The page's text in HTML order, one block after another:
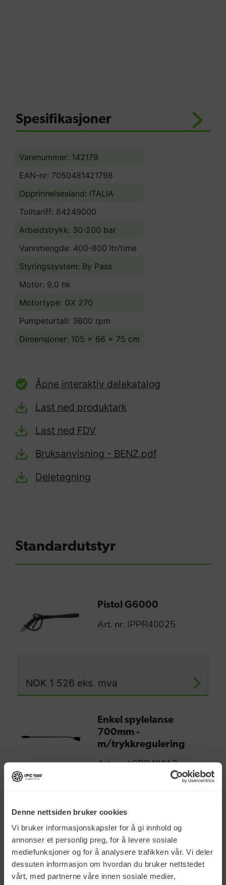
Denne nettsiden bruker cookies
Vi bruker informasjonskapsler for å gi innhold og
annonser et personlig preg, for å levere sosiale
mediefunksjoner og for å analysere trafikken vår. Vi deler
dessuten informasjon om hvordan du bruker nettstedet
vårt, med partnerne våre innen sosiale medier,
Varenummer: 142179
EAN-nr: 7050481421798
Opprinnelsesland: ITALIA
Tolltariff: 84249000
Arbeidstrykk: 30-200 bar
Vannmengde: 400-800 ltr/time
Styringssystem: By Pass
Motor: 9,0 hk
Motortype: GX 270
Pumpeturtall: 3600 rpm
Dimensjoner: 105 x 66 x 75 cm
Åpne interaktiv delekatalog
Last ned produktark
Last ned FDV
Bruksanvisning - BENZ.pdf
Deletegning
Spesifikasjoner
Standardutstyr
Pistol G6000
Art. nr: IPPR40025
NOK 1 526 eks. mva
Enkel spylelanse
700mm -
m/trykkregulering
Art. nr: LCPR40013
NOK1 406 eks. mva
Høytrykkslange 5/16"
10m 1-lags